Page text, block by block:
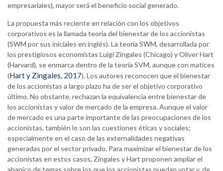
empresariales), mayor será el beneficio social generado.
La propuesta más reciente en relación con los objetivos
corporativos es la llamada teoría del bienestar de los accionistas
(SWM por sus iniciales en inglés). La teoría SWM, desarrollada por
los prestigiosos economistas Luigi Zingales (Chicago) y Oliver Hart
(Harvard), se enmarca dentro de la teoría SVM, aunque con matices
(Hart y Zingales, 2017). Los autores reconocen que el bienestar
de los accionistas a largo plazo ha de ser el objetivo corporativo
último. No obstante, rechazan la equivalencia entre bienestar de
los accionistas y valor de mercado de la empresa. Aunque el valor
de mercado es una parte importante de las preocupaciones de los
accionistas, también lo son las cuestiones éticas y sociales;
especialmente en el caso de las externalidades negativas
generadas por el sector privado. Para maximizar el bienestar de los
accionistas en estos casos, Zingales y Hart proponen ampliar el